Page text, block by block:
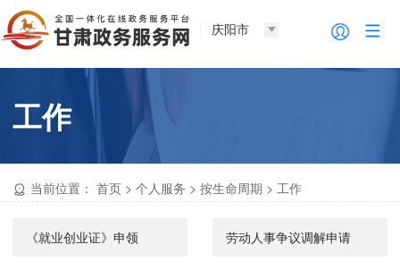
庆阳市
工作
当前位置： 首页 >个人服务 >按生命周期 > 工作
《就业创业证》申领 劳动人事争议调解申请